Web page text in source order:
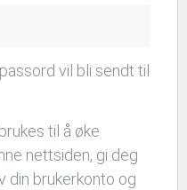
vil bli sendt til
til å øke
nettsiden, gi deg
din brukerkonto og